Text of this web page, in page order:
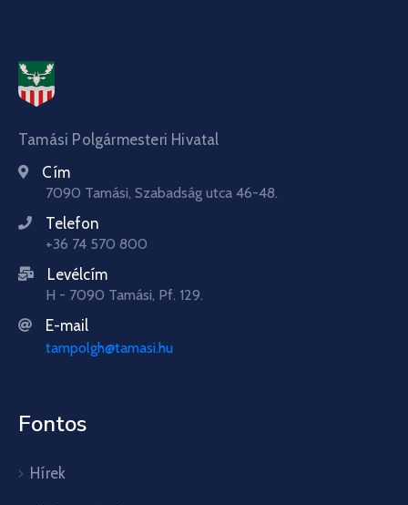
Tamási Polgármesteri Hivatal
Cím
7090 Tamási, Szabadság utca 46-48.
Telefon
+36 74 570 800
Levélcím
H - 7090 Tamási, Pf. 129.
E-mail
tampolgh@tamasi.hu
Fontos
Hírek